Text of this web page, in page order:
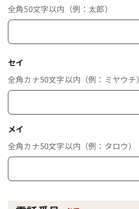
全角50文字以内（例：太郎）
セイ
全角カナ50文字以内（例：ミヤウチ）
メイ
全角カナ50文字以内（例：タロウ）